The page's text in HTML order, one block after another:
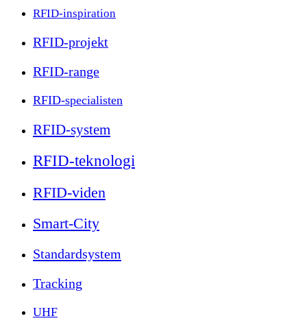
RFID-inspiration
RFID-projekt
RFID-range
RFID-specialisten
RFID-system
RFID-teknologi
RFID-viden
Smart-City
Standardsystem
Tracking
UHF